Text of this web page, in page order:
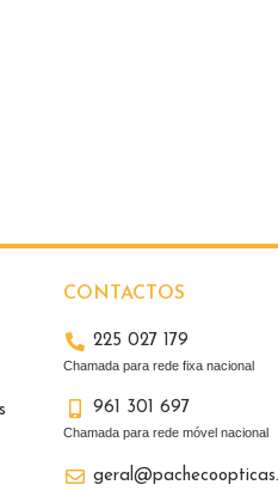
CONTACTOS
225 027 179
Chamada para rede fixa nacional
961 301 697
Chamada para rede móvel nacional